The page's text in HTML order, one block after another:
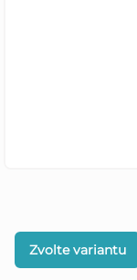
Zvolte variantu